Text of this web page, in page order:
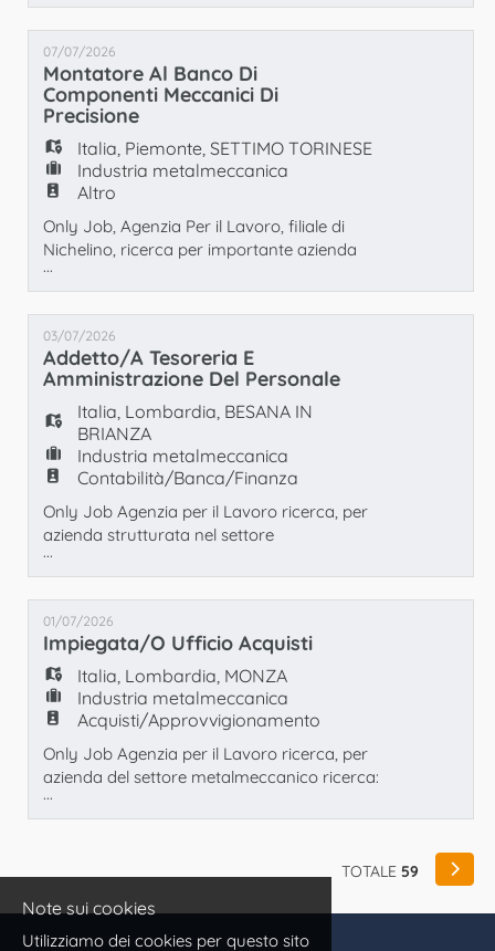
revisione di macchine utensili a tavola
rotante, per la produzione di componenti
micromeccanici di alta precisione, un
INGEGNERE MECCANICO a SETTIMO
TORINESE. Mansioni principali: -
Progettazione e Sviluppo: Ideazione e
07/07/2026
Montatore Al Banco Di
Componenti Meccanici Di
Precisione
Italia, Piemonte,SETTIMO TORINESE
Industria metalmeccanica
Altro
Only Job, Agenzia Per il Lavoro, filiale di
Nichelino, ricerca per importante azienda
cliente specializzata nella costruzione e
revisione di macchine utensili a tavola
rotante, per la produzione di componenti
micromeccanici di alta precisione, un
MANUTENTORE AL BANCO a SETTIMO
TORINESE. Mansioni principali: - Revisione
e costruzione di mandr
...
03/07/2026
Addetto/a Tesoreria E
Amministrazione Del Personale
Italia, Lombardia, BESANA IN
BRIANZA
Industria metalmeccanica
Contabilità/Banca/Finanza
Only Job Agenzia per il Lavoro ricerca, per
azienda strutturata nel settore
metalmeccanico: 1 addetto/a tesoreria e
amministrazione del personale Principali
responsabilità: Area Tesoreria e
Amministrazione - Gestione dei pagamenti
fornitori e monitoraggio degli scadenzari; -
Gestione degli incassi e dei solleciti clienti; -
Predisposizione e
...
01/07/2026
Impiegata/o Ufficio Acquisti
Italia, Lombardia, MONZA
Industria metalmeccanica
Acquisti/Approvvigionamento
Only Job Agenzia per il Lavoro ricerca, per
azienda del settore metalmeccanico ricerca:
1 Impiegata/o ufficio acquisti La risorsa
inserita si occuperà di: - acquisti - emissione
- gestione dei fornitori esistenti - ricerca
informatiche di base. Assunzi
...
TOTALE 59
Note sui cookies
Utilizziamo dei cookies per questo sito